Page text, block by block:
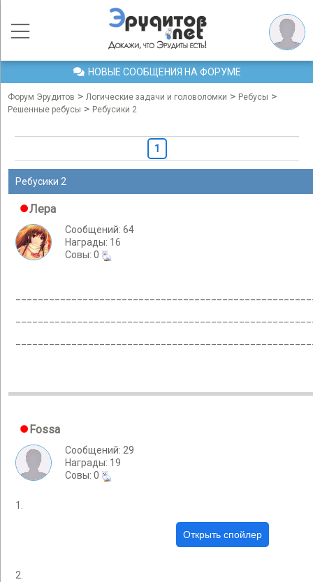
НОВЫЕ СООБЩЕНИЯ НА ФОРУМЕ
Форум Эрудитов > Логические задачи и головоломки > Ребусы >
Решенные ребусы > Ребусики 2
1
Ребусики 2
Лера
Сообщений: 64
Награды: 16
Cовы: 0
Fossa
Сообщений: 29
Награды: 19
Cовы: 0
1.
2.